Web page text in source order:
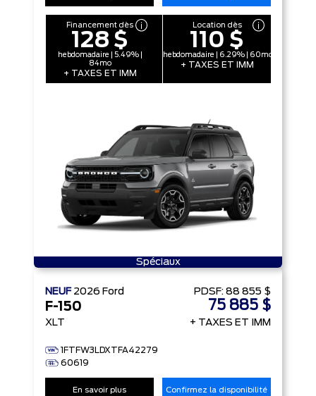
Financement dès
128 $
hebdomadaire | 5.49% |
84mo
+ TAXES ET IMM
Location dès
110 $
hebdomadaire | 6.29% | 60mo
+ TAXES ET IMM
Spéciaux
NEUF 2026 Ford
F-150
XLT
1FTFW3LDXTFA42279
60619
PDSF: 88 855 $
75 885 $
+ TAXES ET IMM
En savoir plus Confirmez la disponibilité